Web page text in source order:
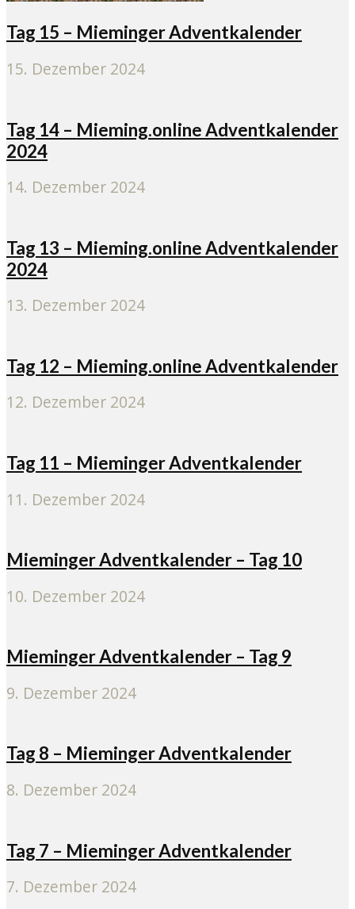
Tag 15 – Mieminger Adventkalender
15. Dezember 2024
Tag 14 – Mieming.online Adventkalender
2024
14. Dezember 2024
Tag 13 – Mieming.online Adventkalender
2024
13. Dezember 2024
Tag 12 – Mieming.online Adventkalender
12. Dezember 2024
Tag 11 – Mieminger Adventkalender
11. Dezember 2024
Mieminger Adventkalender – Tag 10
10. Dezember 2024
Mieminger Adventkalender – Tag 9
9. Dezember 2024
Tag 8 – Mieminger Adventkalender
8. Dezember 2024
Tag 7 – Mieminger Adventkalender
7. Dezember 2024